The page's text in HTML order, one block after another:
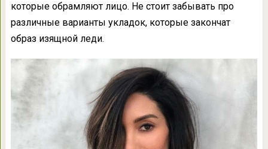
которые обрамляют лицо. Не стоит забывать про
различные варианты укладок, которые закончат
образ изящной леди.